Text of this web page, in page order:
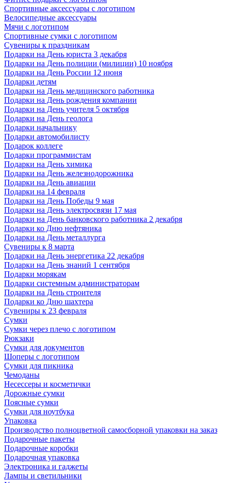
Спортивные аксессуары с логотипом
Велосипедные аксессуары
Мячи с логотипом
Спортивные сумки с логотипом
Сувениры к праздникам
Подарки на День юриста 3 декабря
Подарки на День полиции (милиции) 10 ноября
Подарки на День России 12 июня
Подарки детям
Подарки на День медицинского работника
Подарки на День рождения компании
Подарки на День учителя 5 октября
Подарки на День геолога
Подарки начальнику
Подарки автомобилисту
Подарок коллеге
Подарки программистам
Подарки на День химика
Подарки на День железнодорожника
Подарки на День авиации
Подарки на 14 февраля
Подарки на День Победы 9 мая
Подарки на День электросвязи 17 мая
Подарки на День банковского работника 2 декабря
Подарки ко Дню нефтяника
Подарки на День металлурга
Сувениры к 8 марта
Подарки на День энергетика 22 декабря
Подарки на День знаний 1 сентября
Подарки морякам
Подарки системным администраторам
Подарки на День строителя
Подарки ко Дню шахтера
Сувениры к 23 февраля
Сумки
Сумки через плечо с логотипом
Рюкзаки
Сумки для документов
Шоперы с логотипом
Сумки для пикника
Чемоданы
Несессеры и косметички
Дорожные сумки
Поясные сумки
Сумки для ноутбука
Упаковка
Производство полноцветной самосборной упаковки на заказ
Подарочные пакеты
Подарочные коробки
Подарочная упаковка
Электроника и гаджеты
Лампы и светильники